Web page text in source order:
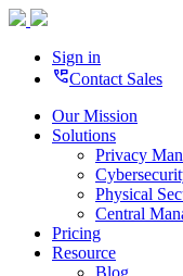
Sign in
perm_phone_msgContact Sales
Our Mission
Solutions
Privacy
Physical
Central
Pricing
Resource
Blog